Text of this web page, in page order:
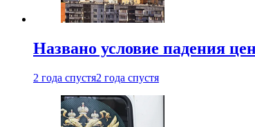
Названо условие падения
2 года спустя2 года спустя